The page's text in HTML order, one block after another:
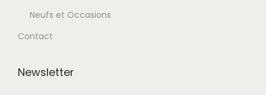
Neufs et Occasions
Contact
Newsletter